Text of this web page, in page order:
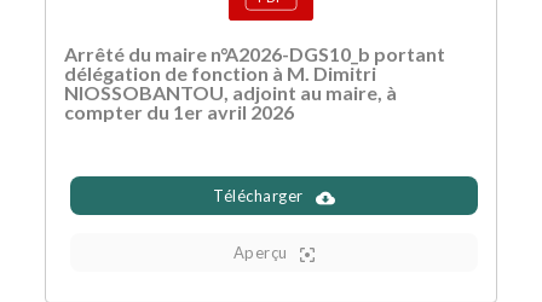
Arrêté du maire n°A2026-DGS10_b portant
délégation de fonction à M. Dimitri
NIOSSOBANTOU, adjoint au maire, à
compter du 1er avril 2026
Télécharger
Aperçu